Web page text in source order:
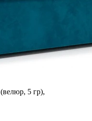
(велюр, 5 гр),